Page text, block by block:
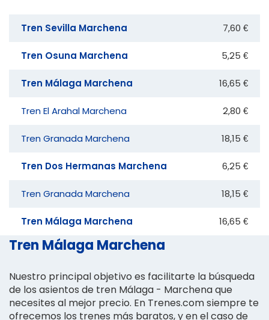
Tren Sevilla Marchena 7,60 €
Tren Osuna Marchena 5,25 €
Tren Málaga Marchena 16,65 €
Tren El Arahal Marchena 2,80 €
Tren Granada Marchena 18,15 €
Tren Dos Hermanas Marchena 6,25 €
Tren Granada Marchena 18,15 €
Tren Málaga Marchena 16,65 €
Tren Málaga Marchena
Nuestro principal objetivo es facilitarte la búsqueda
de los asientos de tren Málaga - Marchena que
necesites al mejor precio. En Trenes.com siempre te
ofrecemos los trenes más baratos, y en el caso de